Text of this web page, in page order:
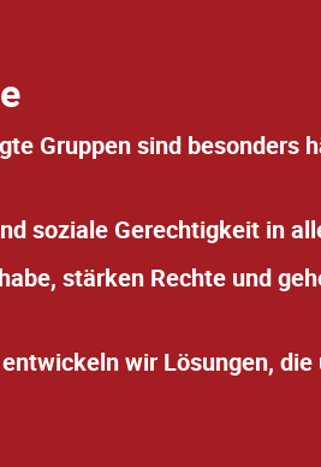
Gruppen sind
soziale Gerechtigkeit in
stärken Rechte und
wir Lösungen,